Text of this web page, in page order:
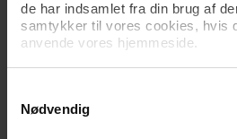
de har indsamlet fra din brug af
samtykker til vores cookies, hvis
anvende vores hjemmeside.
Nødvendig
01.07.2026
INFORMATION OM